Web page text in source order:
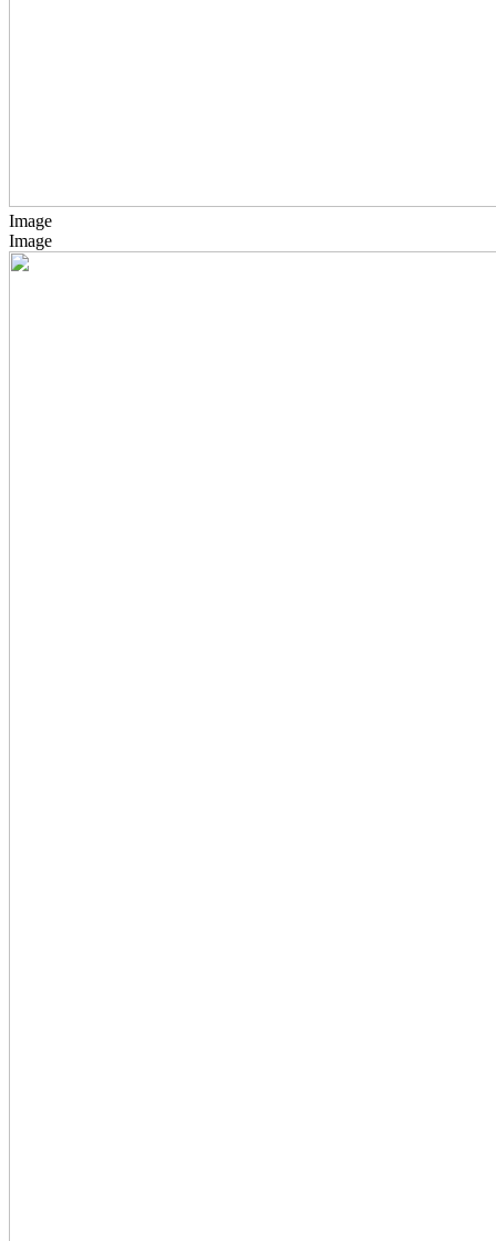
Image
Image